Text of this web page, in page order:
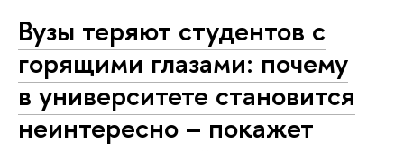
Вузы теряют студентов с
горящими глазами: почему
в университете становится
неинтересно – покажет